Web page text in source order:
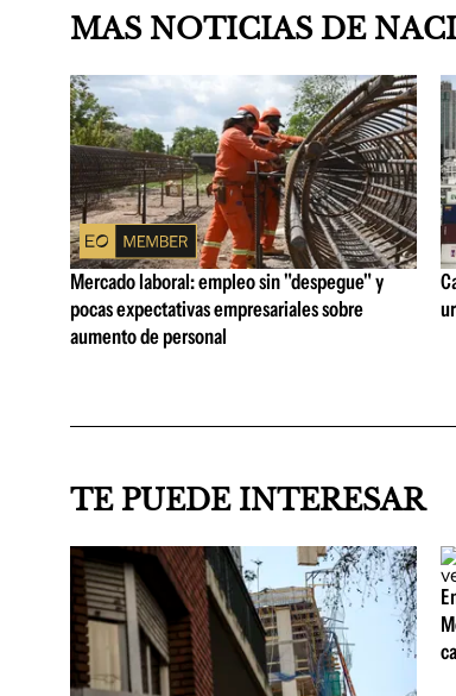
MAS NOTICIAS DE
Mercado laboral: empleo sin "despegue" y
pocas expectativas empresariales sobre
aumento de personal
TE PUEDE INTERESAR